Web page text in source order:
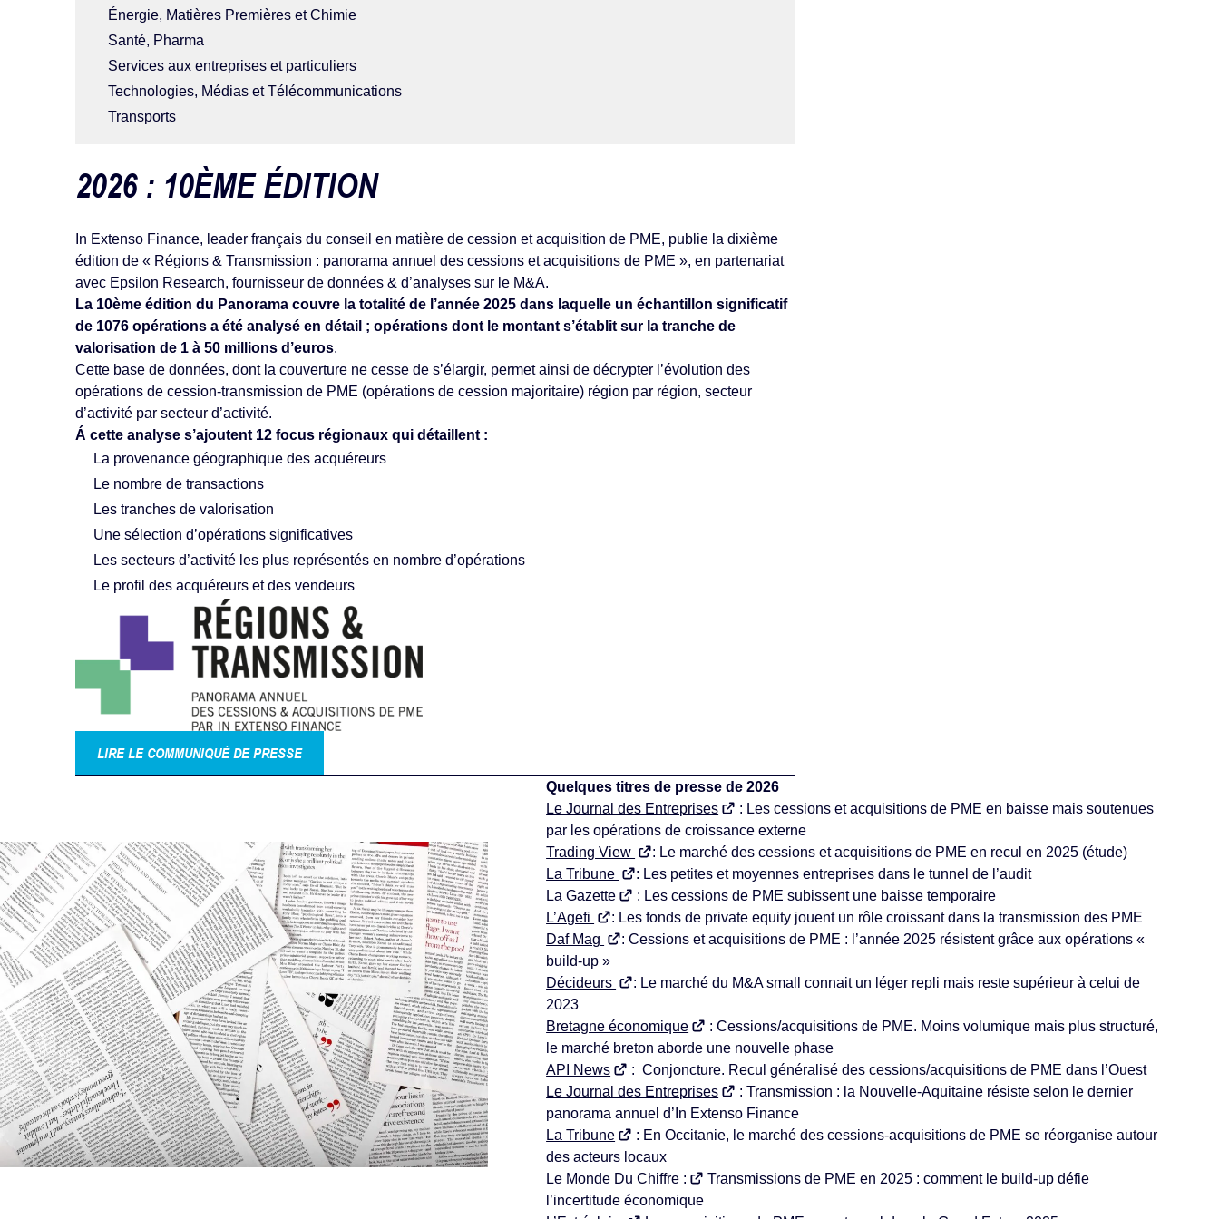
Énergie, Matières Premières et Chimie
Santé, Pharma
Services aux entreprises et particuliers
Technologies, Médias et Télécommunications
Transports
2026 : 10ÈME ÉDITION
In Extenso Finance, leader français du conseil en matière de cession et acquisition de PME, publie la dixième
édition de « Régions & Transmission : panorama annuel des cessions et acquisitions de PME », en partenariat
avec Epsilon Research, fournisseur de données & d’analyses sur le M&A.
La 10ème édition du Panorama couvre la totalité de l’année 2025 dans laquelle un échantillon significatif
de 1076 opérations a été analysé en détail ; opérations dont le montant s’établit sur la tranche de
valorisation de 1 à 50 millions d’euros.
Cette base de données, dont la couverture ne cesse de s’élargir, permet ainsi de décrypter l’évolution des
opérations de cession-transmission de PME (opérations de cession majoritaire) région par région, secteur
d’activité par secteur d’activité.
Á cette analyse s’ajoutent 12 focus régionaux qui détaillent :
La provenance géographique des acquéreurs
Le nombre de transactions
Les tranches de valorisation
Une sélection d’opérations significatives
Les secteurs d’activité les plus représentés en nombre d’opérations
Le profil des acquéreurs et des vendeurs
LIRE LE COMMUNIQUÉ DE PRESSE
Quelques titres de presse de 2026
Le Journal des Entreprises
: Les cessions et acquisitions de PME en baisse mais soutenues
par les opérations de croissance externe
Trading View
: Le marché des cessions et acquisitions de PME en recul en 2025 (étude)
La Tribune
: Les petites et moyennes entreprises dans le tunnel de l’audit
La Gazette
: Les cessions de PME subissent une baisse temporaire
L’Agefi
: Les fonds de private equity jouent un rôle croissant dans la transmission des PME
Daf Mag
: Cessions et acquisitions de PME : l’année 2025 résistent grâce aux opérations «
build-up »
Décideurs
: Le marché du M&A small connait un léger repli mais reste supérieur à celui de
2023
Bretagne économique
: Cessions/acquisitions de PME. Moins volumique mais plus structuré,
le marché breton aborde une nouvelle phase
API News
: Conjoncture. Recul généralisé des cessions/acquisitions de PME dans l’Ouest
Le Journal des Entreprises
: Transmission : la Nouvelle-Aquitaine résiste selon le dernier
panorama annuel d’In Extenso Finance
La Tribune
: En Occitanie, le marché des cessions-acquisitions de PME se réorganise autour
des acteurs locaux
Le Monde Du Chiffre :
Transmissions de PME en 2025 : comment le build-up défie
l’incertitude économique